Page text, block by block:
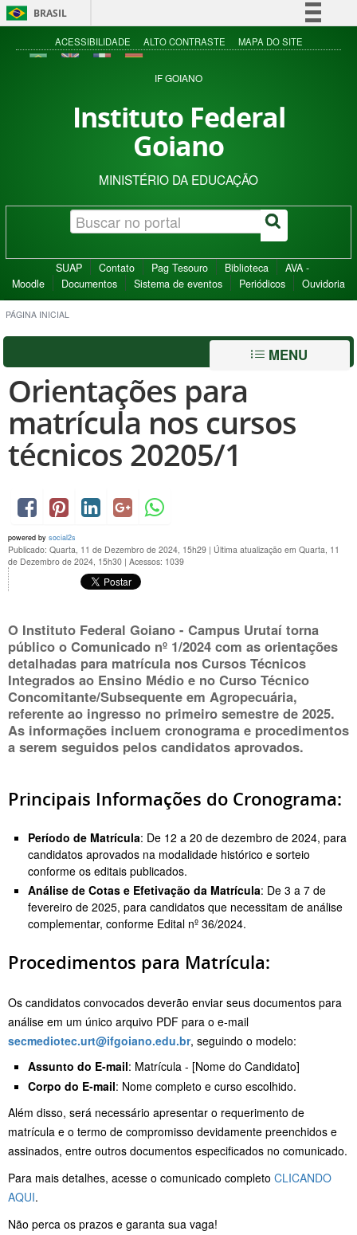
BRASIL
Simplifique!
Acesso à informação
ACESSIBILIDADE ALTO CONTRASTE MAPA DO SITE
IF GOIANO
Instituto Federal
Goiano
MINISTÉRIO DA EDUCAÇÃO
SUAP Contato Pag Tesouro Biblioteca
AVA -
Moodle
Documentos Sistema de eventos Periódicos Ouvidoria
PÁGINA INICIAL
MENU
Orientações para
matrícula nos cursos
técnicos 20205/1
powered by social2s
Publicado: Quarta, 11 de Dezembro de 2024, 15h29 | Última atualização em Quarta, 11
de Dezembro de 2024, 15h30 | Acessos: 1039
O Instituto Federal Goiano - Campus Urutaí torna
público o Comunicado nº 1/2024 com as orientações
detalhadas para matrícula nos Cursos Técnicos
Integrados ao Ensino Médio e no Curso Técnico
Concomitante/Subsequente em Agropecuária,
referente ao ingresso no primeiro semestre de 2025.
As informações incluem cronograma e procedimentos
a serem seguidos pelos candidatos aprovados.
Principais Informações do Cronograma:
Período de Matrícula: De 12 a 20 de dezembro de 2024, para
candidatos aprovados na modalidade histórico e sorteio
conforme os editais publicados.
Análise de Cotas e Efetivação da Matrícula: De 3 a 7 de
fevereiro de 2025, para candidatos que necessitam de análise
complementar, conforme Edital nº 36/2024.
Procedimentos para Matrícula:
Os candidatos convocados deverão enviar seus documentos para
análise em um único arquivo PDF para o e-mail
secmediotec.urt@ifgoiano.edu.br, seguindo o modelo:
Assunto do E-mail: Matrícula - [Nome do Candidato]
Corpo do E-mail: Nome completo e curso escolhido.
Além disso, será necessário apresentar o requerimento de
matrícula e o termo de compromisso devidamente preenchidos e
assinados, entre outros documentos especificados no comunicado.
Para mais detalhes, acesse o comunicado completo CLICANDO
AQUI.
Não perca os prazos e garanta sua vaga!